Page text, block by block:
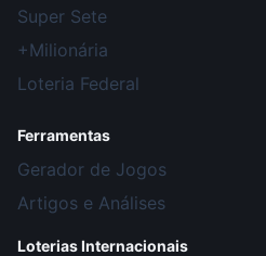
Super Sete
+Milionária
Loteria Federal
Ferramentas
Gerador de Jogos
Artigos e Análises
Loterias Internacionais